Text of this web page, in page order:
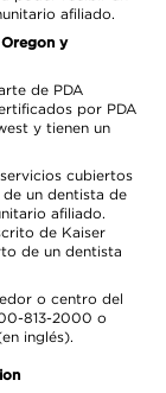
afiliado.
y
de PDA
por PDA
y tienen un
cubiertos
un dentista de
afiliado.
de Kaiser
de un dentista
o centro del
813-2000 o
inglés).